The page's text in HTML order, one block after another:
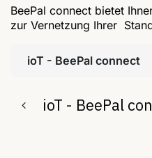
BeePal connect bietet
zur Vernetzung Ihrer
ioT - BeePal connect
ioT - BeePal